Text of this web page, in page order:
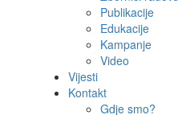
Publikacije
Edukacije
Kampanje
Video
Vijesti
Kontakt
Gdje smo?